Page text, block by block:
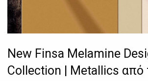
New Finsa Melamine
Collection | Metallics από